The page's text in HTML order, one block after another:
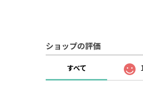
ショップの評価
すべて